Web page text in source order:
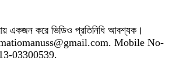
একজন করে ভিডিও প্রতিনিধি আবশ্যক।
matiomanuss@gmail.com. Mobile No-
03300539.